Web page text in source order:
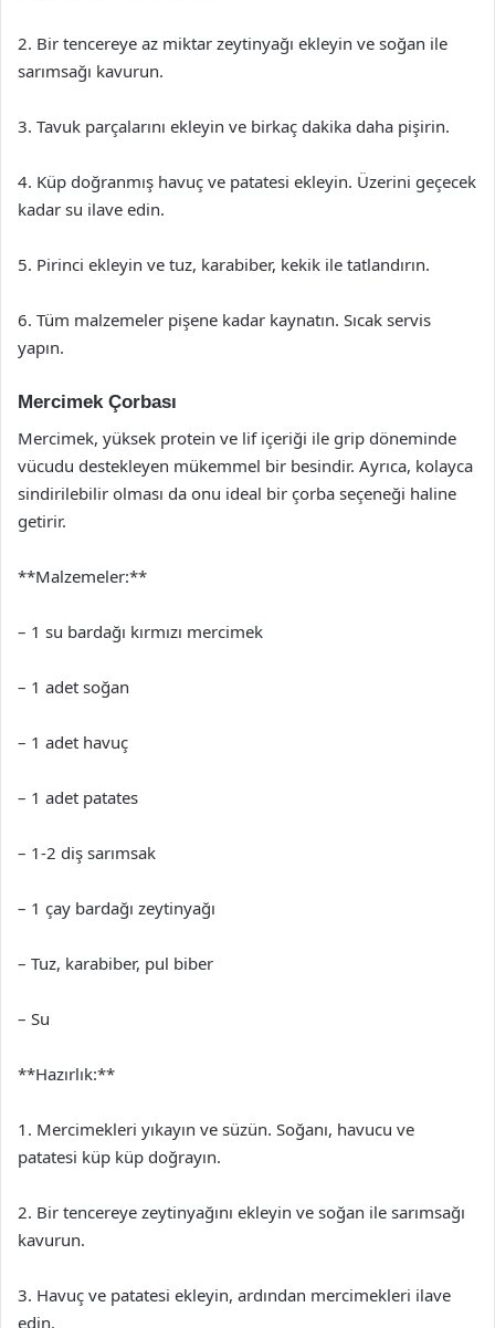
2. Bir tencereye az miktar zeytinyağı ekleyin ve soğan ile
sarımsağı kavurun.
3. Tavuk parçalarını ekleyin ve birkaç dakika daha pişirin.
4. Küp doğranmış havuç ve patatesi ekleyin. Üzerini geçecek
kadar su ilave edin.
5. Pirinci ekleyin ve tuz, karabiber, kekik ile tatlandırın.
6. Tüm malzemeler pişene kadar kaynatın. Sıcak servis
yapın.
Mercimek Çorbası
Mercimek, yüksek protein ve lif içeriği ile grip döneminde
vücudu destekleyen mükemmel bir besindir. Ayrıca, kolayca
sindirilebilir olması da onu ideal bir çorba seçeneği haline
getirir.
**Malzemeler:**
– 1 su bardağı kırmızı mercimek
– 1 adet soğan
– 1 adet havuç
– 1 adet patates
– 1-2 diş sarımsak
– 1 çay bardağı zeytinyağı
– Tuz, karabiber, pul biber
– Su
**Hazırlık:**
1. Mercimekleri yıkayın ve süzün. Soğanı, havucu ve
patatesi küp küp doğrayın.
2. Bir tencereye zeytinyağını ekleyin ve soğan ile sarımsağı
kavurun.
3. Havuç ve patatesi ekleyin, ardından mercimekleri ilave
edin.